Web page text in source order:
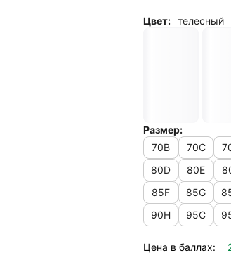
Цвет: телесный
Размер:
70B
70C
80D
80E
85F
85G
90H
95C
Цена в баллах: